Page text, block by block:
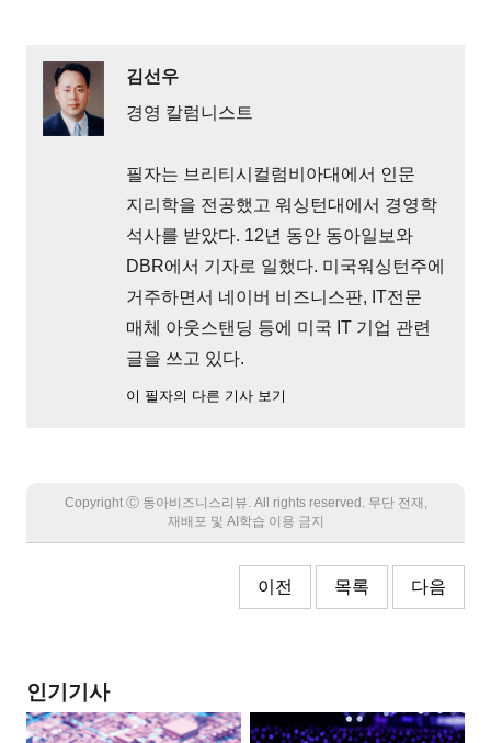
김선우
경영 칼럼니스트
필자는 브리티시컬럼비아대에서 인문
지리학을 전공했고 워싱턴대에서 경영학
석사를 받았다. 12년 동안 동아일보와
DBR에서 기자로 일했다. 미국워싱턴주에
거주하면서 네이버 비즈니스판, IT전문
매체 아웃스탠딩 등에 미국 IT 기업 관련
글을 쓰고 있다.
이 필자의 다른 기사 보기
Copyright Ⓒ 동아비즈니스리뷰. All rights reserved. 무단 전재,
재배포 및 AI학습 이용 금지
이전 목록 다음
인기기사